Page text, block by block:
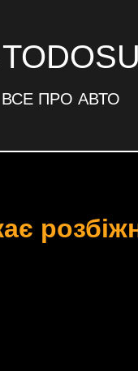
ВСЕ ПРО АВТО